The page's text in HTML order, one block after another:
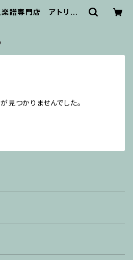
譜専門店 アトリエ・
見つかりませんでした。